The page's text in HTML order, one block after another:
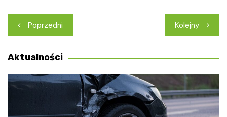
Nawigacja
wpisu
Poprzedni Kolejny
Aktualności